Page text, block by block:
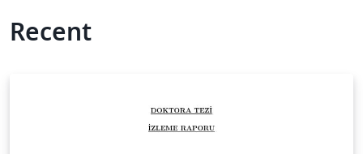
Recent